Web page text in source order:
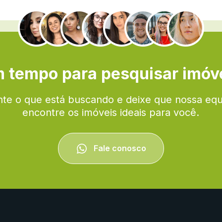
.
tempo para pesquisar
o que está buscando e deixe que nossa
encontre os imóveis ideais para você.
Fale conosco